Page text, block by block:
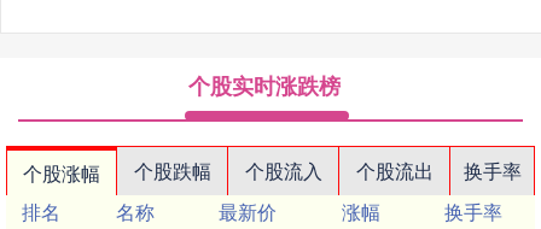
个股实时涨跌榜
个股涨幅 个股跌幅 个股流入 个股流出
换手率
排名
名称 最新价 涨幅
换手率